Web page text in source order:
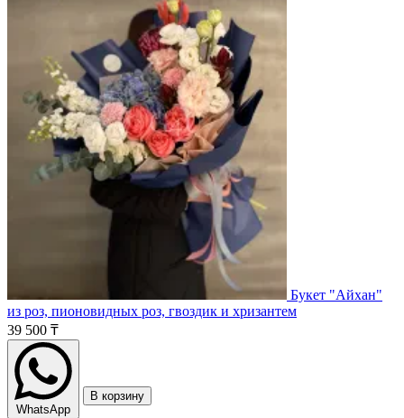
Букет "Айхан"
из роз, пионовидных роз, гвоздик и хризантем
39 500 ₸
WhatsApp
В корзину